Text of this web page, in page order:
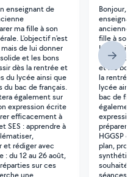
enseignant de
ma fille à son
L'objectif n'est
de lui donner
et les bons
dès la rentrée et
du lycée ainsi que
du bac de français.
également sur
expression écrite
efficacement à
SES : apprendre à
et rédiger avec
: du 12 au 26 août,
sur ces
une
Bonjour,
ancienne
fille à son
L'objectif
de lui
et les
la rentrée
lycée
bac de
préparer
HGGSP
plan,
souhaitée
séances